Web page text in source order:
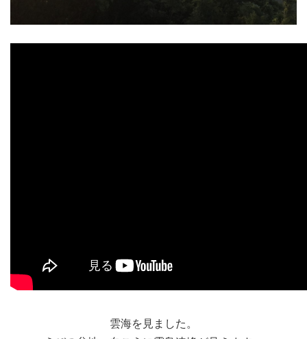
雲海を見ました。